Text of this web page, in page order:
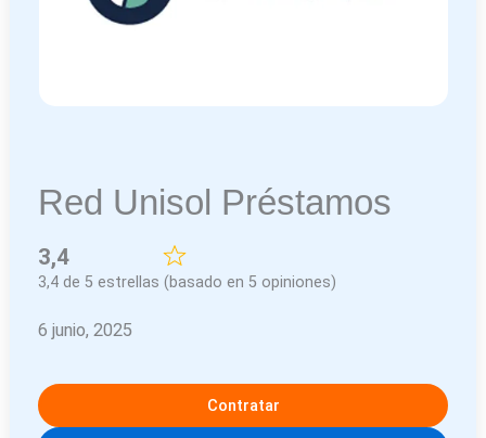
Red Unisol Préstamos
3,4
3,4 de 5 estrellas (basado en 5 opiniones)
6 junio, 2025
Contratar